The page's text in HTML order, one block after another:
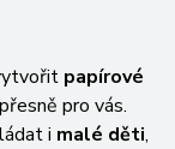
papírové
pro vás.
i malé děti,